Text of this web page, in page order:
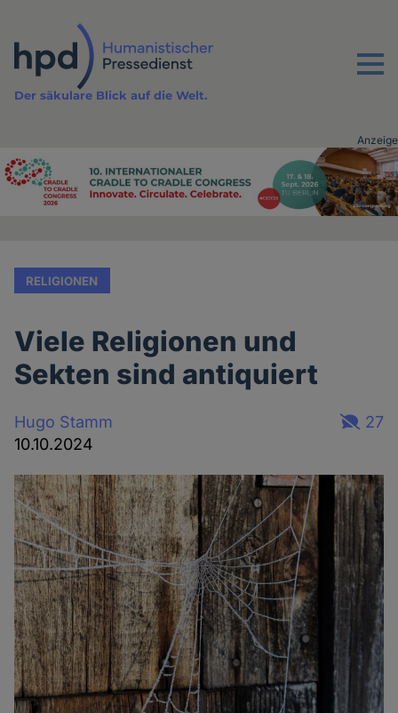
Inhalt
Menu
Der säkulare Blick auf die Welt.
Advertising
Anzeige
RELIGIONEN
Viele Religionen und
Sekten sind antiquiert
Hugo Stamm
10.10.2024
27